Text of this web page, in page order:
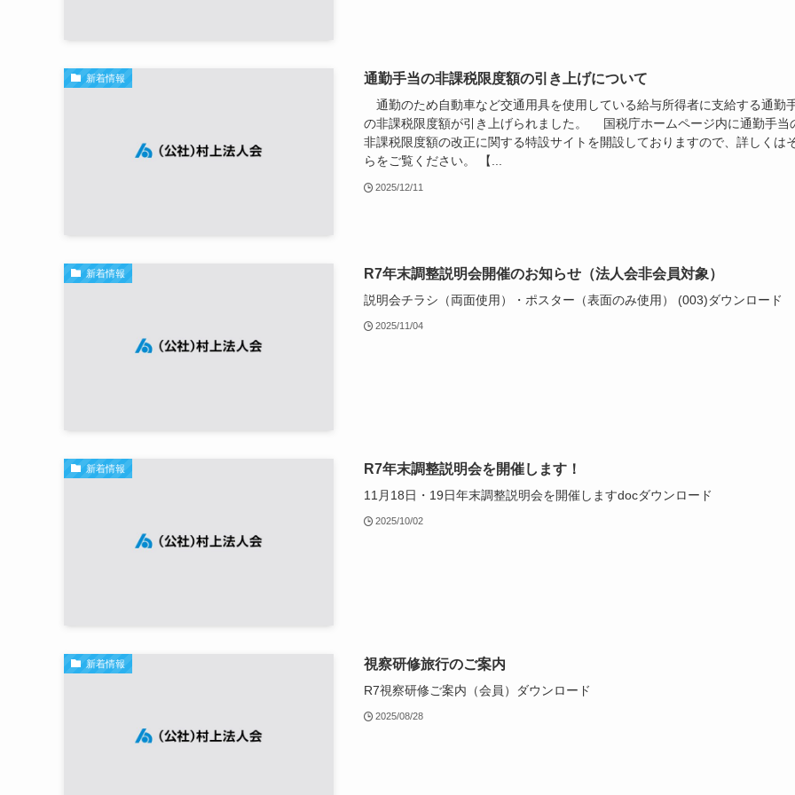
新着情報 通勤手当の非課税限度額の引き上げについて
通勤のため自動車など交通用具を使用している給与所得者に支給する通勤
の非課税限度額が引き上げられました。 国税庁ホームページ内に通勤手当
非課税限度額の改正に関する特設サイトを開設しておりますので、詳しくは
らをご覧ください。 【...
2025/12/11
新着情報 R7年末調整説明会開催のお知らせ（法人会非会員対象）
説明会チラシ（両面使用）・ポスター（表面のみ使用） (003)ダウンロード
2025/11/04
新着情報 R7年末調整説明会を開催します！
11月18日・19日年末調整説明会を開催しますdocダウンロード
2025/10/02
新着情報 視察研修旅行のご案内
R7視察研修ご案内（会員）ダウンロード
2025/08/28